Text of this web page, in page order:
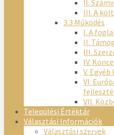
II.
III. A
3.3 Működés
I. A
II.
III.
IV.
V.
VI.
VII.
Települési Értéktár
Választási Információk
Választási szervek